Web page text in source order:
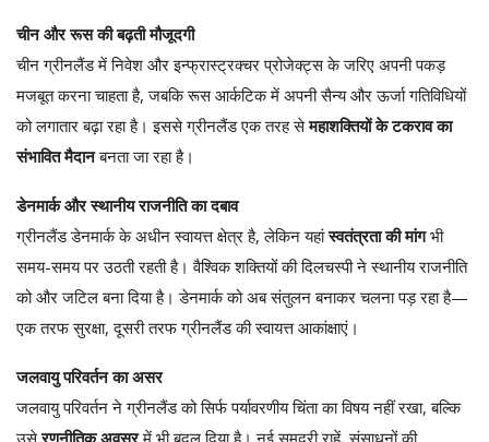
चीन और रूस की बढ़ती मौजूदगी
चीन ग्रीनलैंड में निवेश और इन्फ्रास्ट्रक्चर प्रोजेक्ट्स के जरिए अपनी पकड़
मजबूत करना चाहता है, जबकि रूस आर्कटिक में अपनी सैन्य और ऊर्जा गतिविधियों
को लगातार बढ़ा रहा है। इससे ग्रीनलैंड एक तरह सेमहाशक्तियों के टकराव का
संभावित मैदानबनता जा रहा है।
डेनमार्क और स्थानीय राजनीति का दबाव
ग्रीनलैंड डेनमार्क के अधीन स्वायत्त क्षेत्र है, लेकिन यहांस्वतंत्रता की मांगभी
समय-समय पर उठती रहती है। वैश्विक शक्तियों की दिलचस्पी ने स्थानीय राजनीति
को और जटिल बना दिया है। डेनमार्क को अब संतुलन बनाकर चलना पड़ रहा है—
एक तरफ सुरक्षा, दूसरी तरफ ग्रीनलैंड की स्वायत्त आकांक्षाएं।
जलवायु परिवर्तन का असर
जलवायु परिवर्तन ने ग्रीनलैंड को सिर्फ पर्यावरणीय चिंता का विषय नहीं रखा, बल्कि